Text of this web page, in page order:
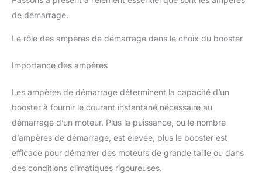
de démarrage.
Le rôle des ampères de démarrage dans le choix du booster
Importance des ampères
Les ampères de démarrage déterminent la capacité d’un
booster à fournir le courant instantané nécessaire au
démarrage d’un moteur. Plus la puissance, ou le nombre
d’ampères de démarrage, est élevée, plus le booster est
efficace pour démarrer des moteurs de grande taille ou dans
des conditions climatiques rigoureuses.